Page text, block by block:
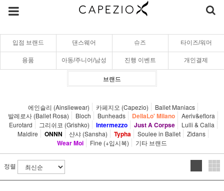
입점 브랜드 댄스웨어 슈즈 타이즈/워머
용품 아동/주니어/남성 진행 이벤트 개인결제
브랜드
에인슬리 (Ainsliewear) 카페지오 (Capezio)
Ballet Maniacs
발레로사 (Ballet Rosa)
Bloch Bunheads DellaLo' Milano
Aeriv&eflora
Eurotard
그리쉬코 (Grishko) Intermezzo Just A Corpse
Lulli & Calla
Maldire
ONNN 샨샤 (Sansha) Typha Soulee in Ballet Zidans
Wear Moi Fine (+입시복) 기타 브랜드
정렬